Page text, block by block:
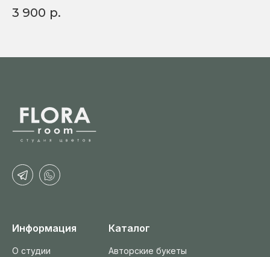
3 900 р.
Авторские букеты
Каталог
Информация
О студии